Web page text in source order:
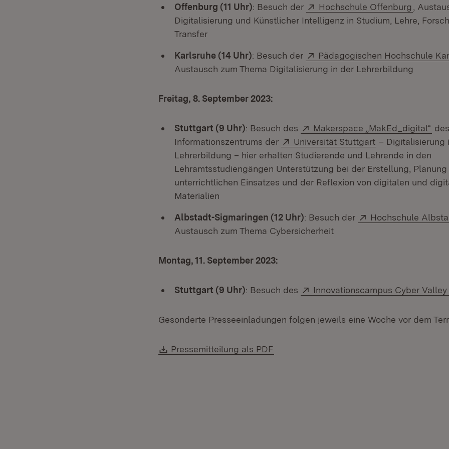
Offenburg (11 Uhr): Besuch der Extern:
Hochschule Offenburg (Öffnet
,
Digitalisierung und Künstlicher Intelligenz in Studium, Lehre,
Transfer
Karlsruhe (14 Uhr): Besuch der Extern:
Pädagogischen Hochschule
Austausch zum Thema Digitalisierung in der Lehrerbildung
Freitag, 8. September 2023:
Stuttgart (9 Uhr): Besuch des Extern:
Makerspace „MakEd_digital“ des
Informationszentrums der
Extern:
Universität Stuttgart (Öffnet in neuem
– Digitalisierung
Lehrerbildung – hier erhalten Studierende und Lehrende in den
Lehramtsstudiengängen Unterstützung bei der Erstellung, Planung
unterrichtlichen Einsatzes und der Reflexion von digitalen und
Materialien
Albstadt-Sigmaringen (12 Uhr): Besuch der Extern:
Hochschule
Austausch zum Thema Cybersicherheit
Montag, 11. September 2023:
Stuttgart (9 Uhr): Besuch des Extern:
Innovationscampus Cyber
Gesonderte Presseeinladungen folgen jeweils eine Woche vor dem
Download:
Pressemitteilung als PDF